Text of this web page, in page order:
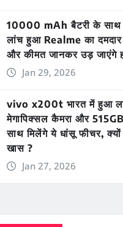
10000 mAh बैटरी के साथ
लांच हुआ Realme का
और कीमत जानकर उड़ जाएंगे
Jan 29, 2026
vivo x200t भारत में हुआ
मेगापिक्सल कैमरा और
साथ मिलेंगे ये धांसू फीचर,
खास ?
Jan 27, 2026